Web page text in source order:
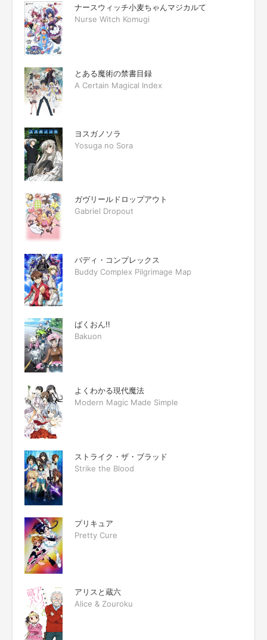
ナースウィッチ小麦ちゃんマジカルて
Nurse Witch Komugi
とある魔術の禁書目録
A Certain Magical Index
ヨスガノソラ
Yosuga no Sora
ガヴリールドロップアウト
Gabriel Dropout
バディ・コンプレックス
Buddy Complex Pilgrimage Map
ばくおん!!
Bakuon
よくわかる現代魔法
Modern Magic Made Simple
ストライク・ザ・ブラッド
Strike the Blood
プリキュア
Pretty Cure
アリスと蔵六
Alice & Zouroku